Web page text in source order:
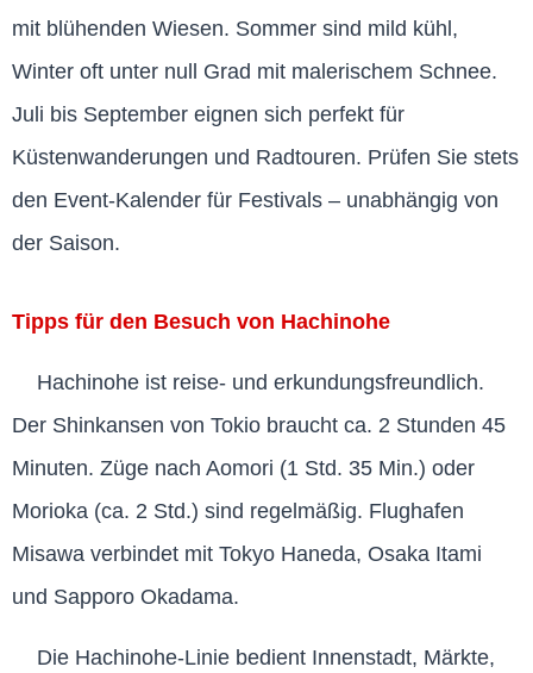
mit blühenden Wiesen. Sommer sind mild kühl,
Winter oft unter null Grad mit malerischem Schnee.
Juli bis September eignen sich perfekt für
Küstenwanderungen und Radtouren. Prüfen Sie stets
den Event-Kalender für Festivals – unabhängig von
der Saison.
Tipps für den Besuch von Hachinohe
Hachinohe ist reise- und erkundungsfreundlich.
Der Shinkansen von Tokio braucht ca. 2 Stunden 45
Minuten. Züge nach Aomori (1 Std. 35 Min.) oder
Morioka (ca. 2 Std.) sind regelmäßig. Flughafen
Misawa verbindet mit Tokyo Haneda, Osaka Itami
und Sapporo Okadama.
Die Hachinohe-Linie bedient Innenstadt, Märkte,